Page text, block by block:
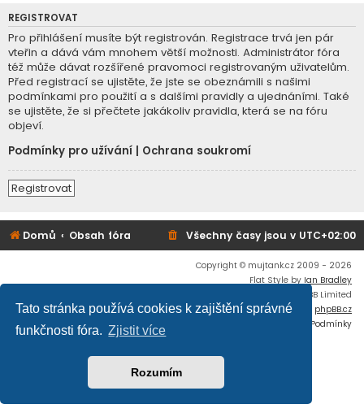
Tato stránka používá cookies k zajištění správné
funkčnosti fóra. Zjistit více
Rozumím
REGISTROVAT
Pro přihlášení musíte být registrován. Registrace trvá jen pár
vteřin a dává vám mnohem větší možnosti. Administrátor fóra
též může dávat rozšířené pravomoci registrovaným uživatelům.
Před registrací se ujistěte, že jste se obeznámili s našimi
podmínkami pro použití a s dalšími pravidly a ujednáními. Také
se ujistěte, že si přečtete jakákoliv pravidla, která se na fóru
objeví.
Podmínky pro užívání
Ochrana soukromí
Registrovat
Domů Obsah fóra Všechny časy jsou v UTC+02:00
Copyright © mujtank.cz 2009 - 2026
Flat Style by Ian Bradley
® Forum Software © phpBB Limited
Český překlad – phpBB.cz
Podmínky